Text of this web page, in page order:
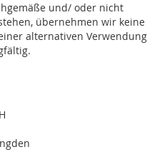
und/ oder nicht
übernehmen wir keine
alternativen Verwendung